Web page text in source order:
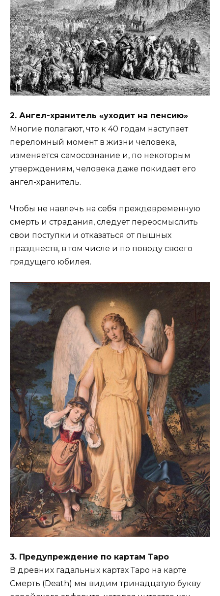
2. Ангел-хранитель «уходит на пенсию»
Многие полагают, что к 40 годам наступает
переломный момент в жизни человека,
изменяется самосознание и, по некоторым
утверждениям, человека даже покидает его
ангел-хранитель.
Чтобы не навлечь на себя преждевременную
смерть и страдания, следует переосмыслить
свои поступки и отказаться от пышных
празднеств, в том числе и по поводу своего
грядущего юбилея.
3. Предупреждение по картам Таро
В древних гадальных картах Таро на карте
Смерть (Death) мы видим тринадцатую букву